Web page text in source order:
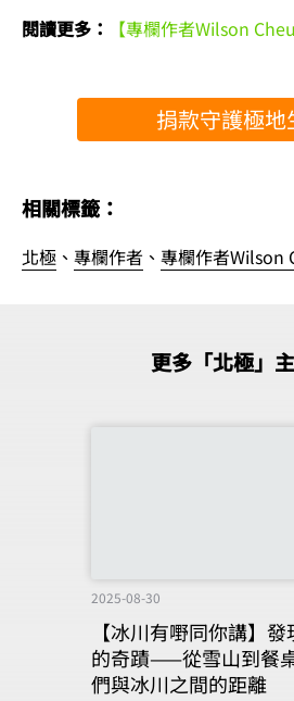
閱讀更多： 【專欄作者Wilson
捐款守護極地
相關標籤：
北極 、 專欄作者 、 專欄作者Wilson
更多「北極」
2025-08-30
【冰川有嘢同你講】
的奇蹟——從雪山到餐
們與冰川之間的距離